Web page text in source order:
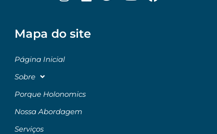
Mapa do site
Página Inicial
Sobre
Porque Holonomics
Nossa Abordagem
Serviços